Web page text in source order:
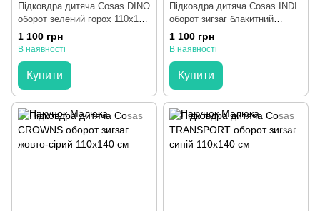
Підковдра дитяча Cosas DINO
оборот зелений горох 110х140
см
1 100 грн
В наявності
Купити
Підковдра дитяча Cosas INDI
оборот зигзаг блакитний
110х140 см
1 100 грн
В наявності
Купити